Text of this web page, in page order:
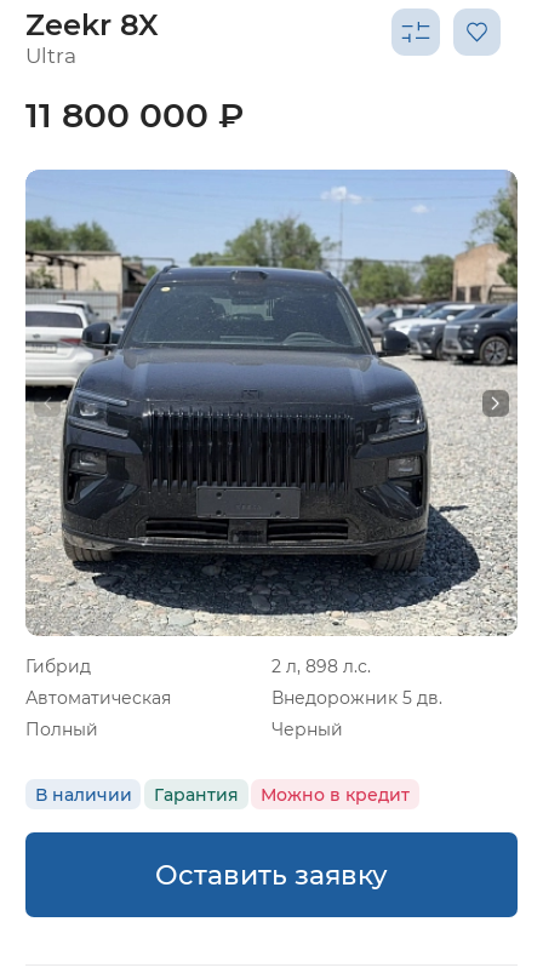
Zeekr 8X
Ultra
Гибрид
2 л, 898 л.с.
Автоматическая
Внедорожник 5 дв.
Полный
Черный
В наличии Гарантия Можно в кредит
11 800 000 ₽
Оставить заявку